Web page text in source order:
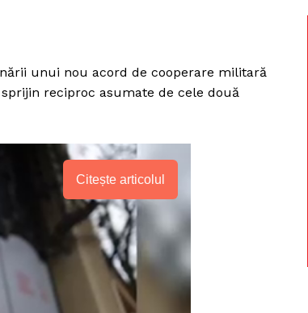
unui nou acord de cooperare militară
reciproc asumate de cele două
Citește articolul